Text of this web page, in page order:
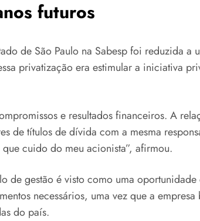
futuros
de São Paulo na Sabesp foi reduzida
privatização era estimular a iniciativa
e resultados financeiros. A
de títulos de dívida com a mesma
cuido do meu acionista”, afirmou.
de gestão é visto como uma
necessários, uma vez que a
do país.